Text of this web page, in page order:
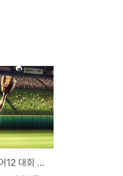
2024 WBSC 프리미어12 대회 일정 및 정보